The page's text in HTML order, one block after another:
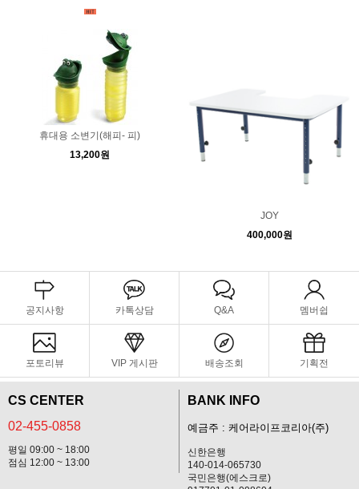
휴대용 소변기(해피- 피)
13,200원
JOY
400,000원
공지사항 카톡상담 Q&A 멤버쉽
포토리뷰 VIP 게시판 배송조회 기획전
CS CENTER
02-455-0858
평일 09:00 ~ 18:00
점심 12:00 ~ 13:00
BANK INFO
예금주 : 케어라이프코리아(주)
신한은행
140-014-065730
국민은행(에스크로)